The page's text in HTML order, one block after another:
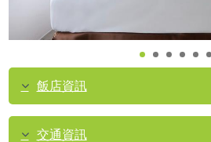
飯店資訊
交通資訊